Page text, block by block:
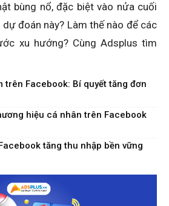
bùng nổ, đặc biệt vào nửa cuối
đoán này? Làm thế nào để các
xu hướng? Cùng Adsplus tìm
trên Facebook: Bí quyết tăng đơn
hiệu cá nhân trên Facebook
tăng thu nhập bền vững